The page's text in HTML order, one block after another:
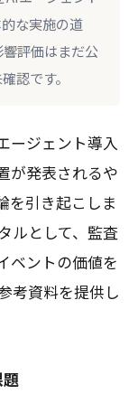
な実施の道
評価はまだ公
認です。
ージェント導入
が発表されるや
を引き起こしま
ルとして、監査
ベントの価値を
考資料を提供し